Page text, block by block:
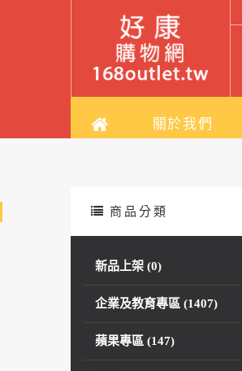
關於我們
商品分類
新品上架 (0)
企業及教育專區 (1407)
蘋果專區 (147)